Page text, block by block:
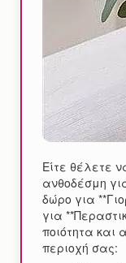
Είτε θέλετε
ανθοδέσμη
δώρο για
για
ποιότητα και
περιοχή σας: